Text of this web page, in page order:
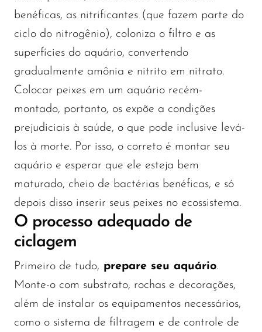
benéficas, as nitrificantes (que fazem parte do
ciclo do nitrogênio), coloniza o filtro e as
superfícies do aquário, convertendo
gradualmente amônia e nitrito em nitrato.
Colocar peixes em um aquário recém-
montado, portanto, os expõe a condições
prejudiciais à saúde, o que pode inclusive levá-
los à morte. Por isso, o correto é montar seu
aquário e esperar que ele esteja bem
maturado, cheio de bactérias benéficas, e só
depois disso inserir seus peixes no ecossistema.
O processo adequado de
ciclagem
Primeiro de tudo, prepare seu aquário.
Monte-o com substrato, rochas e decorações,
além de instalar os equipamentos necessários,
como o sistema de filtragem e de controle de